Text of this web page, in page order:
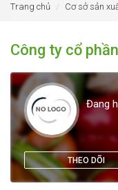
Trang chủ Cơ sở sản
Công ty cổ
Đang
THEO DÕI